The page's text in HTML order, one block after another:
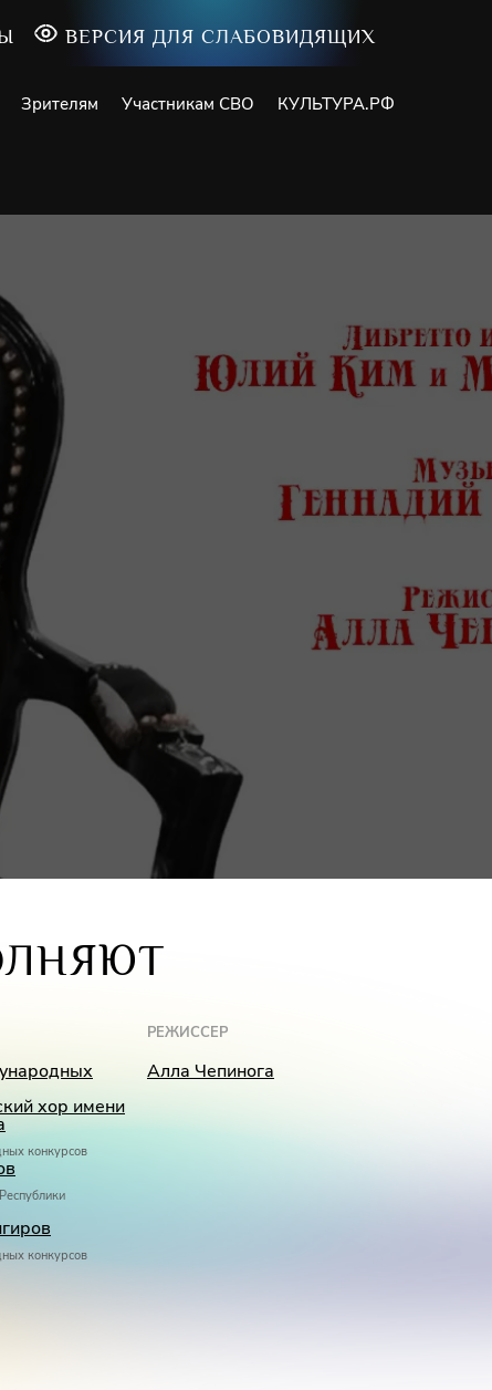
ВЕРСИЯ ДЛЯ СЛАБОВИДЯЩИХ
Зрителям Участникам СВО КУЛЬТУРА.РФ
хор имени
конкурсов
конкурсов
конкурса
РЕЖИССЁР
Алла Чепинога